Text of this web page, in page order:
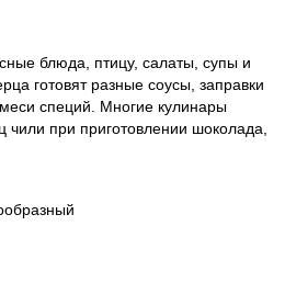
блюда, птицу, салаты, супы и
готовят разные соусы, заправки
специй. Многие кулинары
при приготовлении шоколада,